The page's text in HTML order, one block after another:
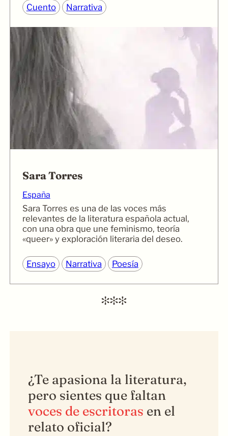
Cuento Narrativa
Sara Torres
España
Sara Torres es una de las voces más
relevantes de la literatura española actual,
con una obra que une feminismo, teoría
«queer» y exploración literaria del deseo.
Ensayo Narrativa Poesía
¿Te apasiona la literatura,
pero sientes que faltan
voces de escritoras en el
relato oficial?